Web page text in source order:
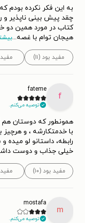
به این فکر نکرده بودم
چقد پیش بینی ناپذیر
کتاب در مورد همین دو
هیجان توام با غصه...
مفید بود (۱۱)
f
fateme
توصیه می‌کنم.
همونطور که دوستان هم
با خدمتکارشه ، و
رابطه، داستانو لو
خیلی جذاب و دوست
مفید بود (۱۰)
m
mostafa
توصیه می‌کنم.